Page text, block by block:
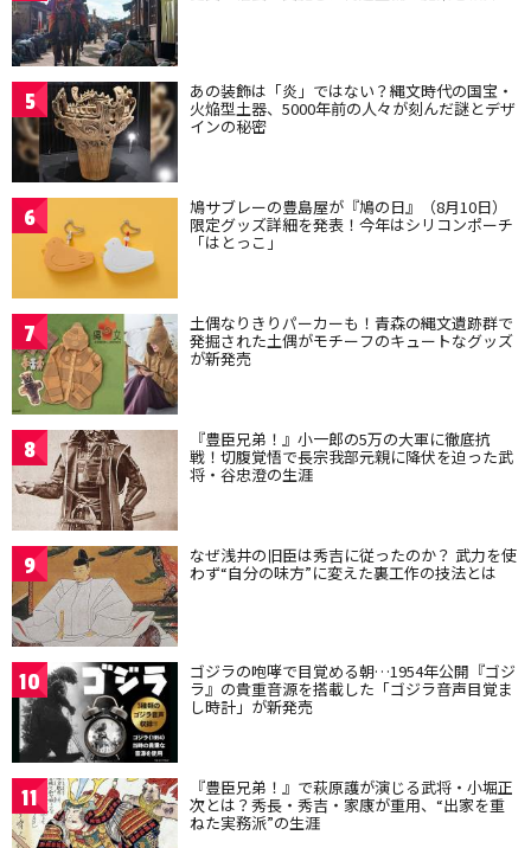
5 あの装飾は「炎」ではない？縄文時代の国宝・
火焔型土器、5000年前の人々が刻んだ謎とデザ
インの秘密
6 鳩サブレーの豊島屋が『鳩の日』（8月10日）
限定グッズ詳細を発表！今年はシリコンポーチ
「はとっこ」
7 土偶なりきりパーカーも！青森の縄文遺跡群で
発掘された土偶がモチーフのキュートなグッズ
が新発売
8 『豊臣兄弟！』小一郎の5万の大軍に徹底抗
戦！切腹覚悟で長宗我部元親に降伏を迫った武
将・谷忠澄の生涯
9 なぜ浅井の旧臣は秀吉に従ったのか？ 武力を使
わず“自分の味方”に変えた裏工作の技法とは
10 ゴジラの咆哮で目覚める朝…1954年公開『ゴジ
ラ』の貴重音源を搭載した「ゴジラ音声目覚ま
し時計」が新発売
11 『豊臣兄弟！』で萩原護が演じる武将・小堀正
次とは？秀長・秀吉・家康が重用、“出家を重
ねた実務派”の生涯